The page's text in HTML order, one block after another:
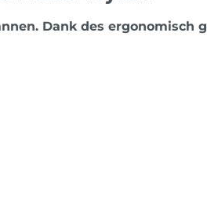
Dank des ergonomisch